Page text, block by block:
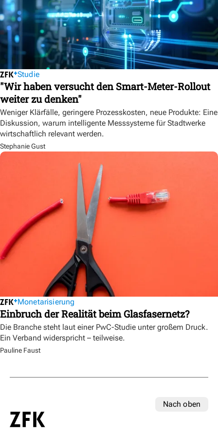
Studie
"Wir haben versucht den Smart-Meter-Rollout
weiter zu denken"
Weniger Klärfälle, geringere Prozesskosten, neue Produkte: Eine
Diskussion, warum intelligente Messsysteme für Stadtwerke
wirtschaftlich relevant werden.
Stephanie Gust
Monetarisierung
Einbruch der Realität beim Glasfasernetz?
Die Branche steht laut einer PwC-Studie unter großem Druck.
Ein Verband widerspricht – teilweise.
Pauline Faust
Nach oben